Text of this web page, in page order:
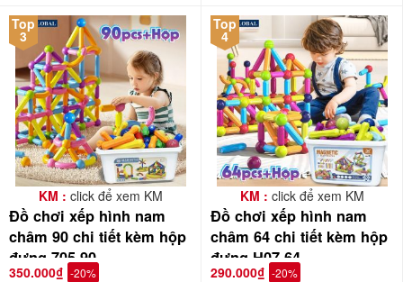
Top
3
KM : click để xem KM
Đồ chơi xếp hình nam
châm 90 chi tiết kèm hộp
đựng 705-90
350.000₫ -20%
Top
4
KM : click để xem KM
Đồ chơi xếp hình nam
châm 64 chi tiết kèm hộp
đựng H07-64
290.000₫ -20%